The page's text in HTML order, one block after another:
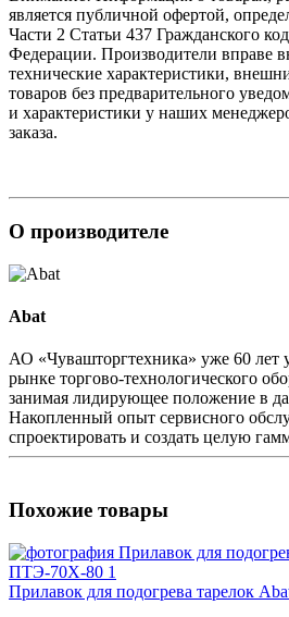
является публичной офертой,
Части 2 Статьи 437 Гражданского
Федерации. Производители вправе
технические характеристики,
товаров без предварительного
и характеристики у наших
заказа.
О производителе
Abat
АО «Чувашторгтехника» уже 60 лет
рынке торгово-технологического
занимая лидирующее положение в
Накопленный опыт сервисного
спроектировать и создать целую
Похожие товары
Прилавок для подогрева тарелок